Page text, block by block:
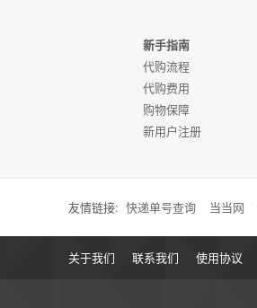
新手指南
代购流程
代购费用
购物保障
新用户注册
友情链接: 快递单号查询 当当网
关于我们 联系我们 使用协议